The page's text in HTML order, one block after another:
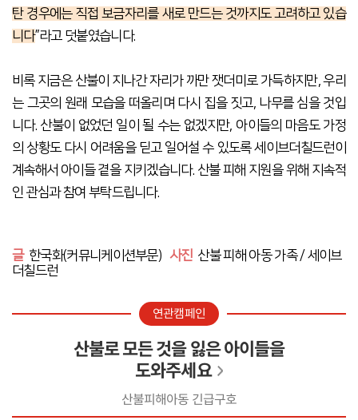
탄 경우에는 직접 보금자리를 새로 만드는 것까지도 고려하고 있습
니다”라고 덧붙였습니다.
비록 지금은 산불이 지나간 자리가 까만 잿더미로 가득하지만, 우리
는 그곳의 원래 모습을 떠올리며 다시 집을 짓고, 나무를 심을 것입
니다. 산불이 없었던 일이 될 수는 없겠지만, 아이들의 마음도 가정
의 상황도 다시 어려움을 딛고 일어설 수 있도록 세이브더칠드런이
계속해서 아이들 곁을 지키겠습니다. 산불 피해 지원을 위해 지속적
인 관심과 참여 부탁드립니다.
글 한국화(커뮤니케이션부문)사진산불 피해 아동 가족 / 세이브
더칠드런
연관캠페인
산불로 모든 것을 잃은 아이들을
도와주세요
산불피해아동 긴급구호